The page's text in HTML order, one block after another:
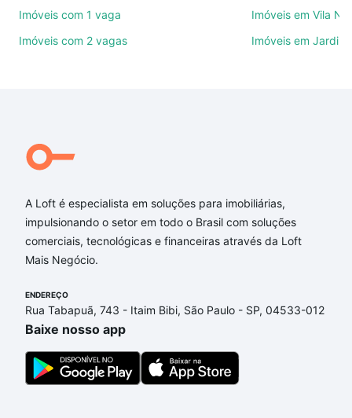
quartos, suítes, com ou sem vaga de garagem para
comodidades, como piscina, academia, salão de
Jardim Boa Esperança, Campinas, SP?
Imóveis com 3 vagas à venda em Jardim Boa
Esperança, Campinas, SP que custam a partir de R$
0 e com nossas opções de financiamento imobiliário
as parcelas podem se adequar ao seu orçamento.
no processo de compra, veja em nosso portal
quanto custa comprar um apartamento e conte com
a gente para comprar o imóvel dos seus sonhos
com segurança e conforto. Loft, com você até as
chaves.
Imóveis com 1 vaga
Imóveis com 2 vagas
Imóveis em Vila
Imóveis em Jardim
A Loft é especialista em soluções para imobiliárias,
impulsionando o setor em todo o Brasil com soluções
comerciais, tecnológicas e financeiras através da Loft
Mais Negócio.
ENDEREÇO
Rua Tabapuã, 743 - Itaim Bibi, São Paulo - SP, 04533-012
Baixe nosso app